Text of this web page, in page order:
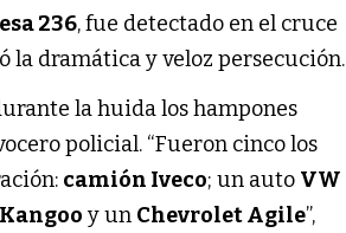
236, fue detectado en el cruce
la dramática y veloz persecución.
la huida los hampones
policial. “Fueron cinco los
camión Iveco; un auto VW
y un Chevrolet Agile”,